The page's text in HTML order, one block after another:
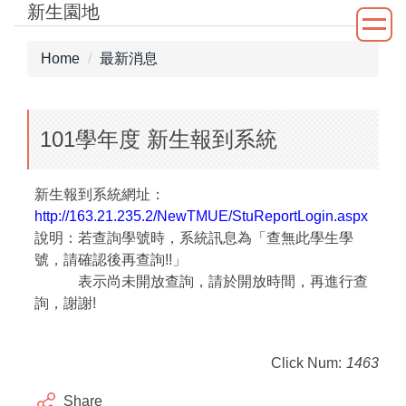
Jump新生園地
Home 最新消息
101學年度 新生報到系統
新生報到系統網址：
http://163.21.235.2/NewTMUE/StuReportLogin.aspx
說明：若查詢學號時，系統訊息為「查無此學生學
號，請確認後再查詢!!」
表示尚未開放查詢，請於開放時間，再進行查
詢，謝謝!
Click Num: 1463
Share